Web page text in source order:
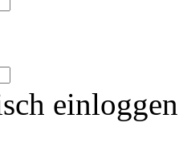
einloggen